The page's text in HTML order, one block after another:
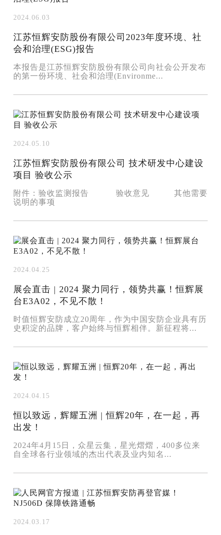
2024.06.03
江苏恒辉安防股份有限公司2023年度环境、社
会和治理(ESG)报告
本报告是江苏恒辉安防股份有限公司向社会公开发布
的第一份环境、社会和治理(Environme...
2024.05.10
江苏恒辉安防股份有限公司 技术研发中心建设
项目 验收公示
附件：验收监测报告 验收意见 其他需要
说明的事项
2024.04.25
展会直击 | 2024 聚力同行，领势共赢！恒辉展
台E3A02，不见不散！
时值恒辉安防成立20周年，作为中国安防企业具有历
史积淀的品牌，客户始终与恒辉相伴。新征程将...
2024.04.15
恒以致远，辉耀五洲 | 恒辉20年，在一起，再
出发！
2024年4月15日，众星云集，星光熠熠，400多位来
自全球各行业领域的杰出代表及业内知名...
2024.03.17